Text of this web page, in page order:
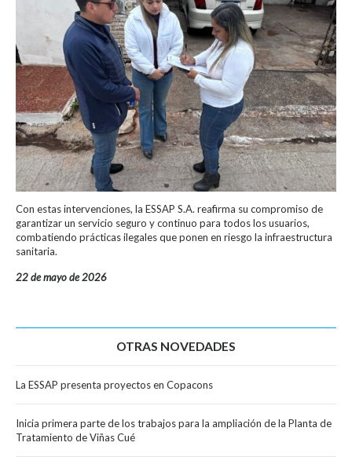
Con estas intervenciones, la ESSAP S.A. reafirma su compromiso de
garantizar un servicio seguro y continuo para todos los usuarios,
combatiendo prácticas ilegales que ponen en riesgo la infraestructura
sanitaria.
22 de mayo de 2026
OTRAS NOVEDADES
La ESSAP presenta proyectos en Copacons
Inicia primera parte de los trabajos para la ampliación de la Planta de
Tratamiento de Viñas Cué